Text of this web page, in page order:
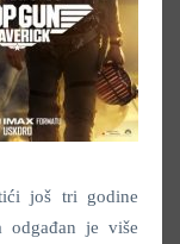
još tri godine
odgađan je više